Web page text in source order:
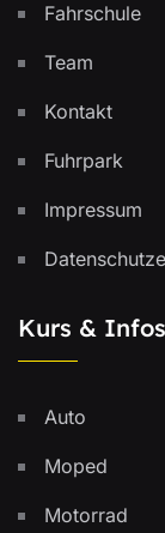
Fahrschule
Team
Kontakt
Fuhrpark
Impressum
Kurs & Infos
Auto
Moped
Motorrad